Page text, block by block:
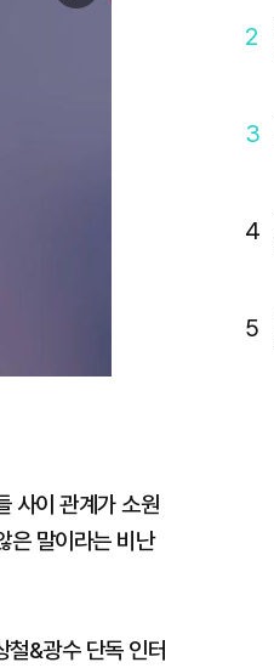
미
사이 관계가 소원
은 말이라는 비난
철&광수 단독 인터
2
3
4
5